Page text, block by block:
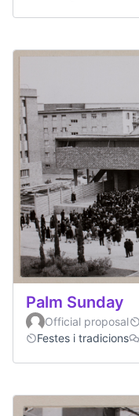
Palm Sunday
Official proposal
Festes i tradicions